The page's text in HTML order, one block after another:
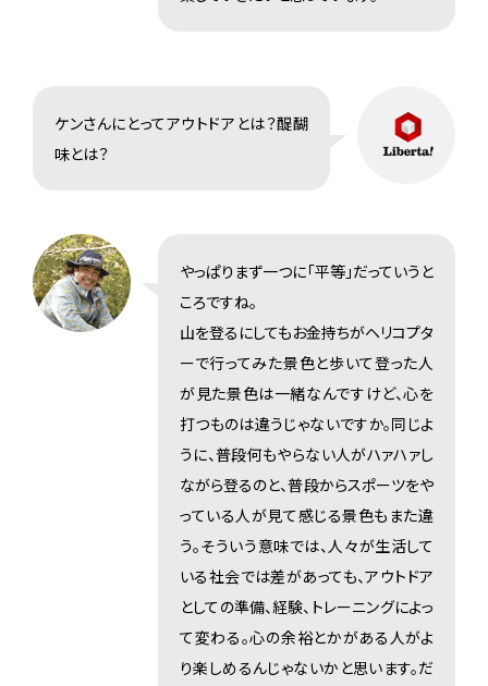
ケンさんにとってアウトドアとは？醍醐
味とは？
やっぱりまず一つに「平等」だっていうと
ころですね。
山を登るにしてもお金持ちがヘリコプタ
ーで行ってみた景色と歩いて登った人
が見た景色は一緒なんですけど、心を
打つものは違うじゃないですか。同じよ
うに、普段何もやらない人がハァハァし
ながら登るのと、普段からスポーツをや
っている人が見て感じる景色もまた違
う。そういう意味では、人々が生活して
いる社会では差があっても、アウトドア
としての準備、経験、トレーニングによっ
て変わる。心の余裕とかがある人がよ
り楽しめるんじゃないかと思います。だ